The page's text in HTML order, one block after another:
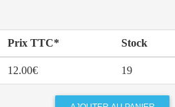
Prix TTC* Stock
12.00€ 19